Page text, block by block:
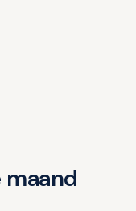
maand